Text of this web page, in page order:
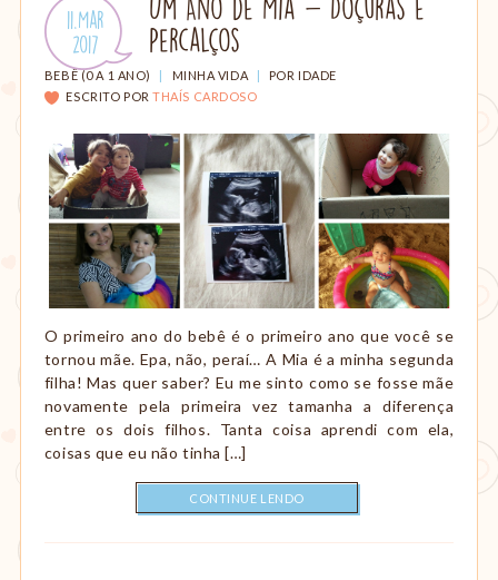
Publicado
em:
11.Mar
.
2017
Um Ano de Mia - Doçuras e
Percalços
CATEGORIAS:
BEBÊ (0 A 1 ANO) MINHA VIDA
POR IDADE
ESCRITO POR THAÍS CARDOSO
O primeiro ano do bebê é o primeiro ano que você se
tornou mãe. Epa, não, peraí… A Mia é a minha segunda
filha! Mas quer saber? Eu me sinto como se fosse mãe
novamente pela primeira vez tamanha a diferença
entre os dois filhos. Tanta coisa aprendi com ela,
coisas que eu não tinha […]
CONTINUE LENDO